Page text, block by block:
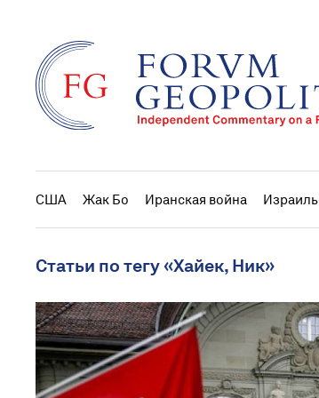
США Жак Бо Иранская война Израиль
Статьи по тегу «Хайек, Ник»